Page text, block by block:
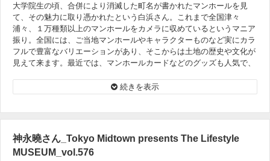
大学院生の頃、合併により消滅した町名が書かれたマンホールを見
て、その魅力に取り憑かれたという白浜さん。これまで全国津々
浦々、１万種類以上のマンホールをカメラに収めているというマニア
振り。全国には、ご当地マンホールやキャラクターものなど実にカラ
フルで豊富なバリエーションがあり、そこからは土地の歴史や文化が
見えて来ます。最近では、マンホールカードなどのグッズも人気で、
は、思わず下を向いてマンホールを探してしまいそうです。
続きを表示
神永曉さん_Tokyo Midtown presents The Lifestyle
MUSEUM_vol.576